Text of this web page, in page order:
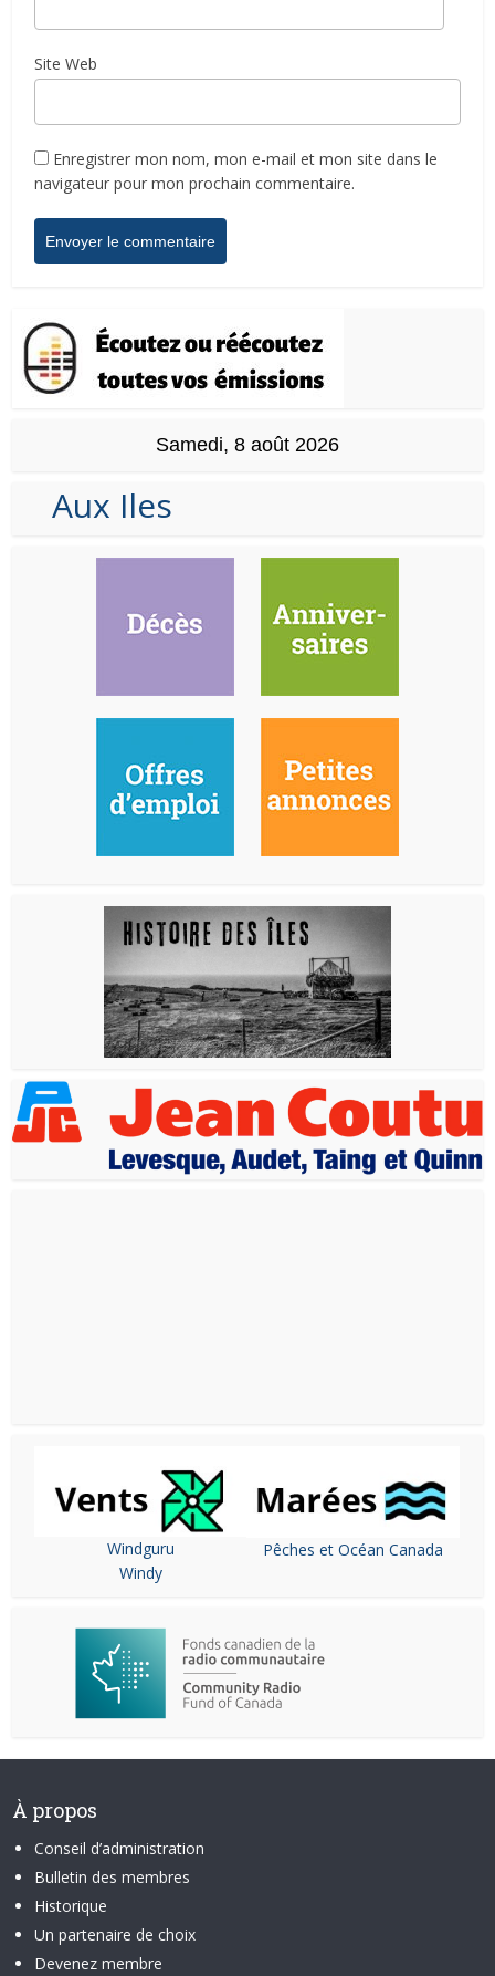
Site Web
Enregistrer mon nom, mon e-mail et mon site dans le
navigateur pour mon prochain commentaire.
Samedi, 8 août 2026
Aux Iles
Windguru
Windy
Pêches et Océan Canada
À propos
Conseil d’administration
Bulletin des membres
Historique
Un partenaire de choix
Devenez membre